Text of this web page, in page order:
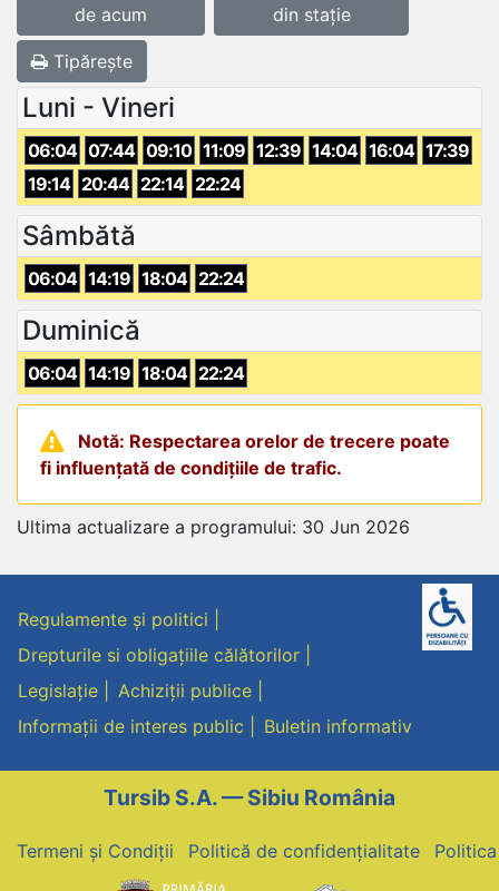
de acum
din stație
Tipărește
Luni - Vineri
06:04 07:44 09:10 11:09 12:39 14:04 16:04 17:39
19:14 20:44 22:14 22:24
Sâmbătă
06:04 14:19 18:04 22:24
Duminică
06:04 14:19 18:04 22:24
Notă: Respectarea orelor de trecere poate
fi influențată de condițiile de trafic.
Ultima actualizare a programului: 30 Jun 2026
Regulamente și politici
Drepturile si obligațiile călătorilor
Legislație
Achiziții publice
Informații de interes public
Buletin informativ
Tursib S.A. — Sibiu România
Termeni și Condiții Politică de confidențialitate